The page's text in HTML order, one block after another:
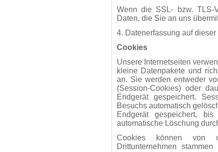
Wenn die SSL- bzw. TLS-
Daten, die Sie an uns
4. Datenerfassung auf dieser
Cookies
Unsere Internetseiten
kleine Datenpakete und
an. Sie werden entweder
(Session-Cookies) oder
Endgerät gespeichert.
Besuchs automatisch
Endgerät gespeichert,
automatische Löschung
Cookies können von
Drittunternehmen